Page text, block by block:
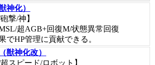
神化）
撃/神】
超AGB+回復M/状態異常回復
でHP管理に貢献できる。
獣神化改）
超スピード/ロボット】